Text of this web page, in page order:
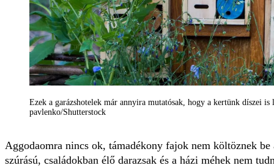
Ezek a garázshotelek már annyira mutatósak, hogy a kertünk díszei
pavlenko/Shutterstock
Aggodaomra nincs ok, támadékony fajok nem költöznek be
szúrású, családokban élő darazsak és a házi méhek nem